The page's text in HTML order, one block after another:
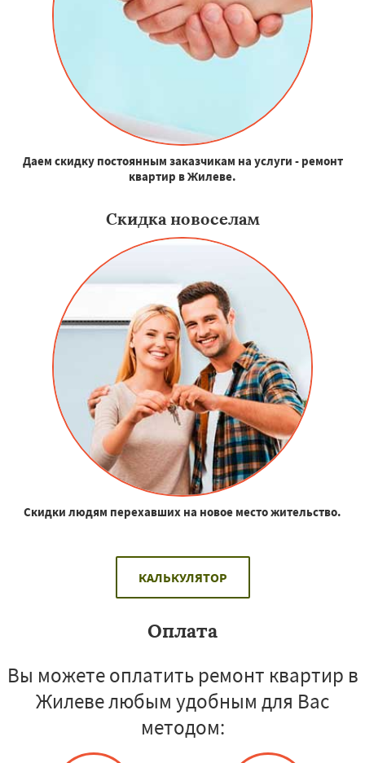
Даем скидку постоянным заказчикам на услуги - ремонт
квартир в Жилеве.
Скидка новоселам
Скидки людям перехавших на новое место жительство.
КАЛЬКУЛЯТОР
Оплата
Вы можете оплатить ремонт квартир в
Жилеве любым удобным для Вас
методом: